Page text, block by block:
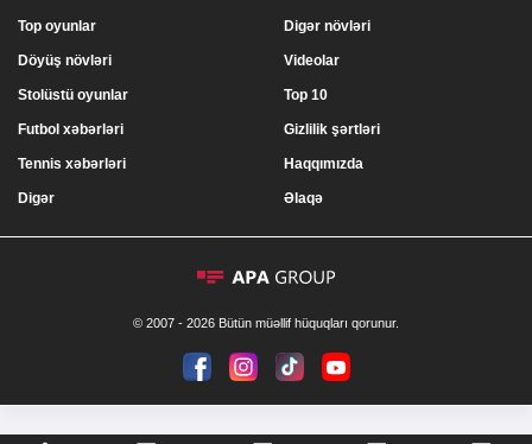
Top oyunlar
Döyüş növləri
Stolüstü oyunlar
Digər növləri
Videolar
Top 10
Futbol xəbərləri
Tennis xəbərləri
Digər
Gizlilik şərtləri
Haqqımızda
Əlaqə
© 2007 - 2026 Bütün müəllif hüquqları qorunur.